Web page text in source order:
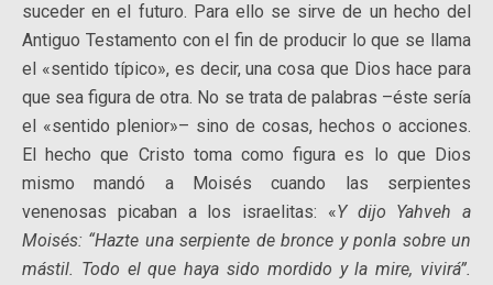
suceder en el futuro. Para ello se sirve de un hecho del
Antiguo Testamento con el fin de producir lo que se llama
el «sentido típico», es decir, una cosa que Dios hace para
que sea figura de otra. No se trata de palabras –éste sería
el «sentido plenior»– sino de cosas, hechos o acciones.
El hecho que Cristo toma como figura es lo que Dios
mismo mandó a Moisés cuando las serpientes
venenosas picaban a los israelitas: «Y dijo Yahveh a
Moisés: “Hazte una serpiente de bronce y ponla sobre un
mástil. Todo el que haya sido mordido y la mire, vivirá”.